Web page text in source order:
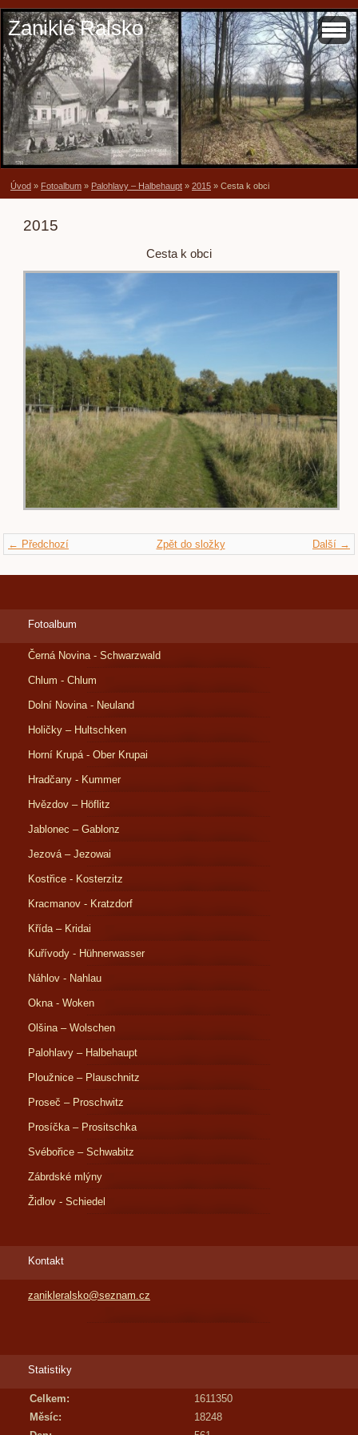
Zaniklé Ralsko
Úvod » Fotoalbum » Palohlavy – Halbehaupt » 2015 » Cesta k obci
2015
Cesta k obci
← Předchozí Další →
Zpět do složky
Fotoalbum
Černá Novina - Schwarzwald
Chlum - Chlum
Dolní Novina - Neuland
Holičky – Hultschken
Horní Krupá - Ober Krupai
Hradčany - Kummer
Hvězdov – Höflitz
Jablonec – Gablonz
Jezová – Jezowai
Kostřice - Kosterzitz
Kracmanov - Kratzdorf
Křída – Kridai
Kuřívody - Hühnerwasser
Náhlov - Nahlau
Okna - Woken
Olšina – Wolschen
Palohlavy – Halbehaupt
Ploužnice – Plauschnitz
Proseč – Proschwitz
Prosíčka – Prositschka
Svébořice – Schwabitz
Zábrdské mlýny
Židlov - Schiedel
Kontakt
zanikleralsko@seznam.cz
Statistiky
Celkem:
1611350
Měsíc:
18248